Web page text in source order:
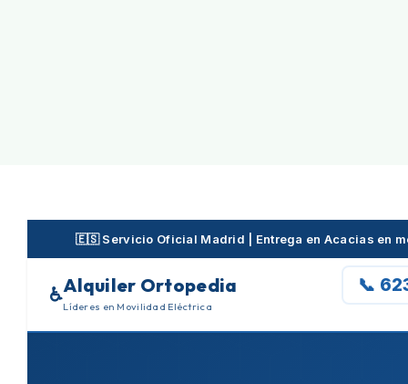
🇪🇸 Servicio Oficial Madrid | Entrega en Acacias en
♿Alquiler Ortopedia
Líderes en Movilidad Eléctrica
📞